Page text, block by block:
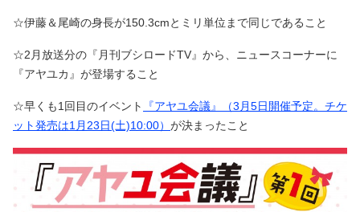
☆伊藤＆尾崎の身長が150.3cmとミリ単位まで同じであること
☆2月放送分の『月刊ブシロードTV』から、ニュースコーナーに
『アヤユカ』が登場すること
☆早くも1回目のイベント
『アヤユ会議』（3月5日開催予定。チケ
ット発売は1月23日(土)10:00） が決まったこと